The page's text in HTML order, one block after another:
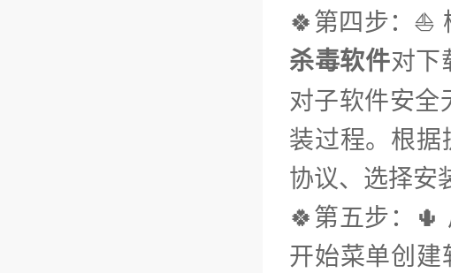
🍀第四步：⛵️
杀毒软件对下
对子软件安
装过程。根
协议、选择安
🍀第五步：
开始菜单创